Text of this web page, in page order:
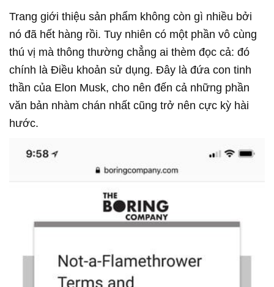
Trang giới thiệu sản phẩm không còn gì nhiều bởi
nó đã hết hàng rồi. Tuy nhiên có một phần vô cùng
thú vị mà thông thường chẳng ai thèm đọc cả: đó
chính là Điều khoản sử dụng. Đây là đứa con tinh
thần của Elon Musk, cho nên đến cả những phần
văn bản nhàm chán nhất cũng trở nên cực kỳ hài
hước.